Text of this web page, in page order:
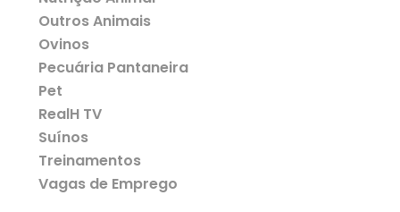
Outros Animais
Ovinos
Pecuária Pantaneira
Pet
RealH TV
Suínos
Treinamentos
Vagas de Emprego